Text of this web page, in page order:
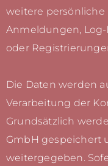
weitere persönliche
Anmeldungen,
oder
Die Daten werden
Verarbeitung der
Grundsätzlich
GmbH gespeichert
weitergegeben.